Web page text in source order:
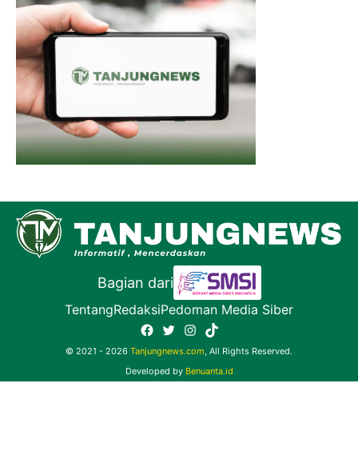
Bagian dari
TentangRedaksiPedoman Media Siber
Facebook
TwitterInstagram
TikTok
© 2021 - 2026 Tanjungnews.com, All Rights Reserved.
Developed by Benuanta.id